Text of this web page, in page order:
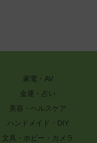
家電・AV
金運・占い
美容・ヘルスケア
ハンドメイド・DIY
文具・ホビー・カメラ